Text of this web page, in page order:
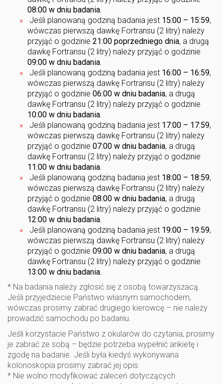
08:00 w dniu badania.
Jeśli planowaną godziną badania jest 15:00 – 15:59,
wówczas pierwszą dawkę Fortransu (2 litry) należy
przyjąć o godzinie 21:00 poprzedniego dnia, a drugą
dawkę Fortransu (2 litry) należy przyjąć o godzinie
09:00 w dniu badania.
Jeśli planowaną godziną badania jest 16:00 – 16:59,
wówczas pierwszą dawkę Fortransu (2 litry) należy
przyjąć o godzinie 06:00 w dniu badania, a drugą
dawkę Fortransu (2 litry) należy przyjąć o godzinie
10:00 w dniu badania.
Jeśli planowaną godziną badania jest 17:00 – 17:59,
wówczas pierwszą dawkę Fortransu (2 litry) należy
przyjąć o godzinie 07:00 w dniu badania, a drugą
dawkę Fortransu (2 litry) należy przyjąć o godzinie
11:00 w dniu badania.
Jeśli planowaną godziną badania jest 18:00 – 18:59,
wówczas pierwszą dawkę Fortransu (2 litry) należy
przyjąć o godzinie 08:00 w dniu badania, a drugą
dawkę Fortransu (2 litry) należy przyjąć o godzinie
12:00 w dniu badania.
Jeśli planowaną godziną badania jest 19:00 – 19:59,
wówczas pierwszą dawkę Fortransu (2 litry) należy
przyjąć o godzinie 09:00 w dniu badania, a drugą
dawkę Fortransu (2 litry) należy przyjąć o godzinie
13:00 w dniu badania.
* Na badania należy zgłosić się z osobą towarzyszacą.
Jeśli przyjedziecie Państwo własnym samochodem,
wówczas prosimy zabrać drugiego kierowcę – nie należy
prowadzić samochodu po badaniu.
Jeśli korzystacie Państwo z okularów do czytania, prosimy
je zabrać ze sobą – będzie potrzeba wypełnić ankietę i
zgodę na badanie. Jeśli była kiedyś wykonywana
kolonoskopia prosimy zabrać jej opis.
* Nie wolno modyfikować zaleceń dotyczących